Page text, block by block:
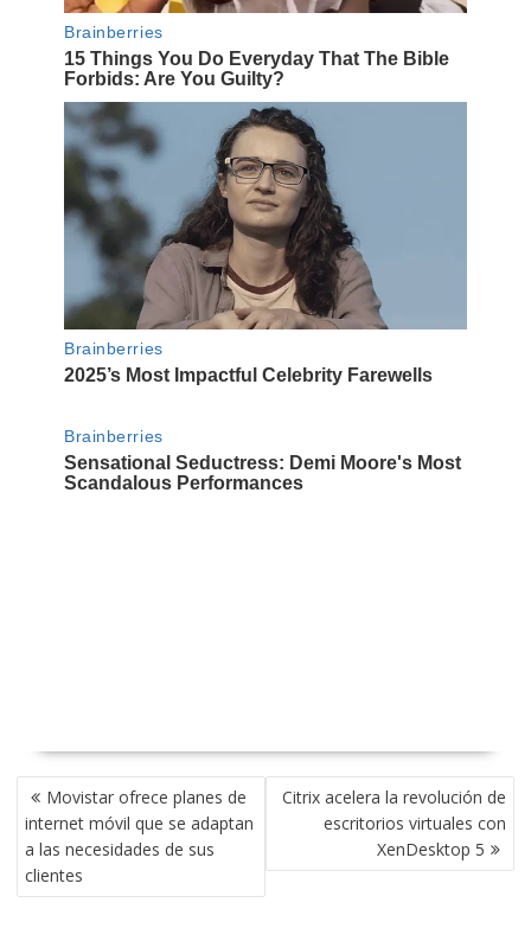
NAVEGACIÓN
DE
ENTRADAS
Movistar ofrece planes de
internet móvil que se adaptan
a las necesidades de sus
clientes
Citrix acelera la revolución de
escritorios virtuales con
XenDesktop 5